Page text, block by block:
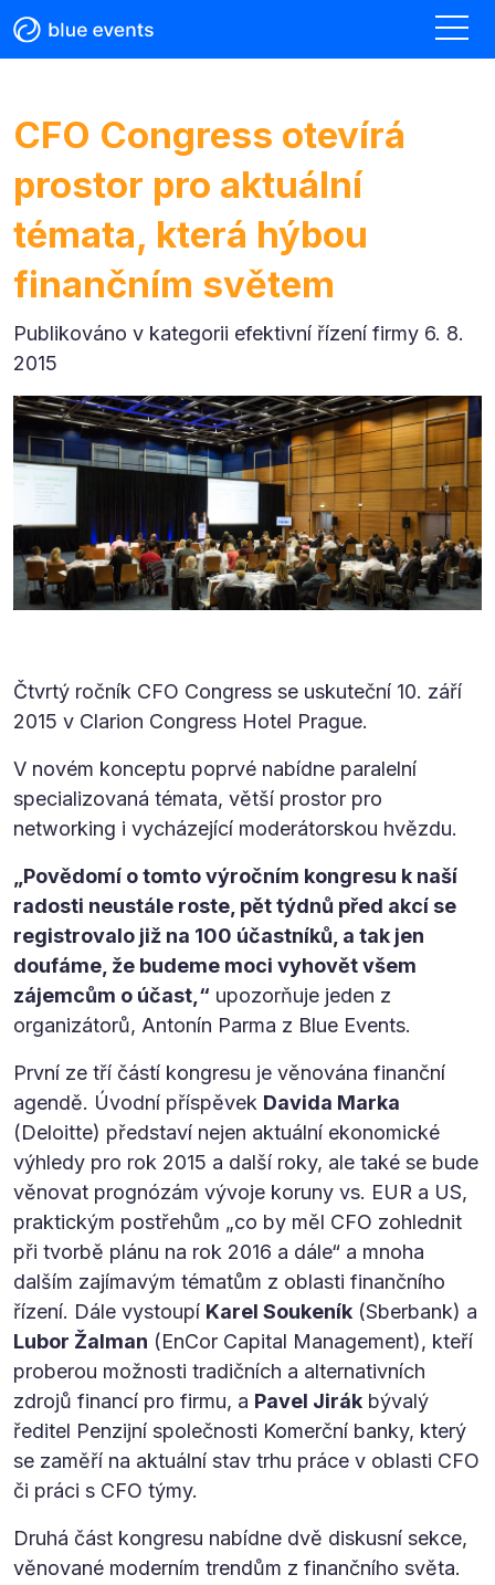
CFO Congress otevírá
prostor pro aktuální
témata, která hýbou
finančním světem
Publikováno v kategorii efektivní řízení firmy 6. 8.
2015
Čtvrtý ročník CFO Congress se uskuteční 10. září
2015 v Clarion Congress Hotel Prague.
V novém konceptu poprvé nabídne paralelní
specializovaná témata, větší prostor pro
networking i vycházející moderátorskou hvězdu.
„Povědomí o tomto výročním kongresu k naší
radosti neustále roste, pět týdnů před akcí se
registrovalo již na 100 účastníků, a tak jen
doufáme, že budeme moci vyhovět všem
zájemcům o účast,“ upozorňuje jeden z
organizátorů, Antonín Parma z Blue Events.
První ze tří částí kongresu je věnována finanční
agendě. Úvodní příspěvek Davida Marka
(Deloitte) představí nejen aktuální ekonomické
výhledy pro rok 2015 a další roky, ale také se bude
věnovat prognózám vývoje koruny vs. EUR a US,
praktickým postřehům „co by měl CFO zohlednit
při tvorbě plánu na rok 2016 a dále“ a mnoha
dalším zajímavým tématům z oblasti finančního
řízení. Dále vystoupí Karel Soukeník (Sberbank) a
Lubor Žalman (EnCor Capital Management), kteří
proberou možnosti tradičních a alternativních
zdrojů financí pro firmu, a Pavel Jirák bývalý
ředitel Penzijní společnosti Komerční banky, který
se zaměří na aktuální stav trhu práce v oblasti CFO
či práci s CFO týmy.
Druhá část kongresu nabídne dvě diskusní sekce,
věnované moderním trendům z finančního světa.